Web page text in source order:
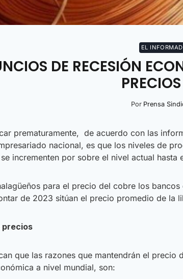
EL
DE RECESIÓN
Por Prensa
prematuramente, de acuerdo con las
nacional, es que los niveles de
incrementen por sobre el nivel actual
para el precio del cobre los
de 2023 sitúan el precio promedio de
precios
que las razones que mantendrán el
a nivel mundial, son: